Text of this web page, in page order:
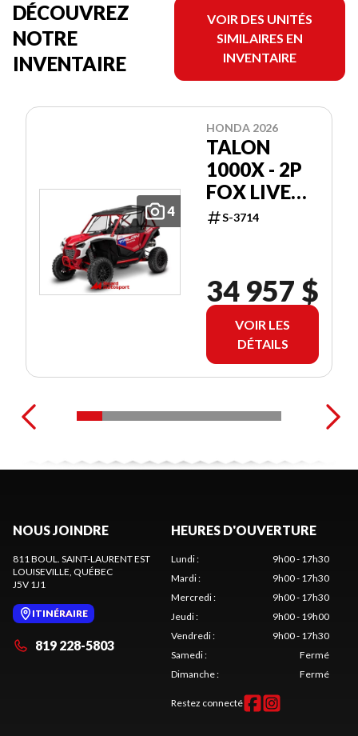
DÉCOUVREZ
NOTRE
INVENTAIRE
VOIR DES UNITÉS
SIMILAIRES EN
INVENTAIRE
4
HONDA 2026
TALON
1000X - 2P
FOX LIVE
VALVE
S-3714
34 957 $
VOIR LES
DÉTAILS
NOUS JOINDRE
811 BOUL. SAINT-LAURENT EST
LOUISEVILLE, QUÉBEC
J5V 1J1
ITINÉRAIRE
819 228-5803
HEURES D'OUVERTURE
Lundi:
9h00 - 17h30
Mardi:
9h00 - 17h30
Mercredi:
9h00 - 17h30
Jeudi:
9h00 - 19h00
Vendredi:
9h00 - 17h30
Samedi:
Fermé
Dimanche: Fermé
Restez connecté